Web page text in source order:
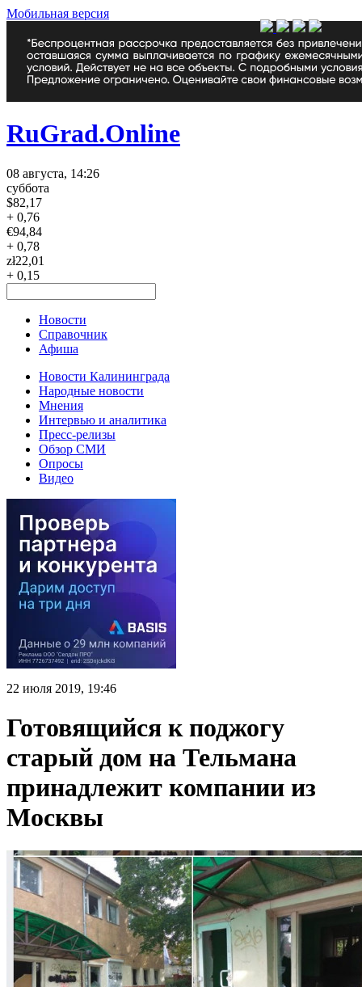
Мобильная версия
RuGrad.Online
08 августа, 14:26
суббота
$82,17
+ 0,76
€94,84
+ 0,78
zł22,01
+ 0,15
Новости
Справочник
Афиша
Новости Калининграда
Народные новости
Мнения
Интервью и аналитика
Пресс-релизы
Обзор СМИ
Опросы
Видео
22 июля 2019, 19:46
Готовящийся к поджогу
старый дом на Тельмана
принадлежит компании из
Москвы